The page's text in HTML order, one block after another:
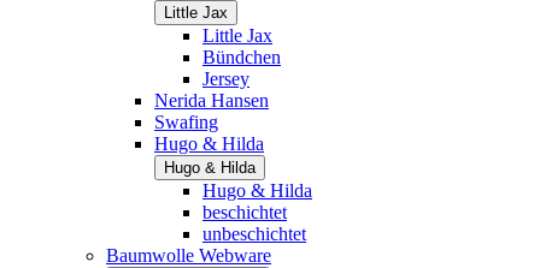
Little Jax
Little Jax
Bündchen
Jersey
Nerida Hansen
Swafing
Hugo & Hilda
Hugo & Hilda
Hugo & Hilda
beschichtet
unbeschichtet
Baumwolle Webware